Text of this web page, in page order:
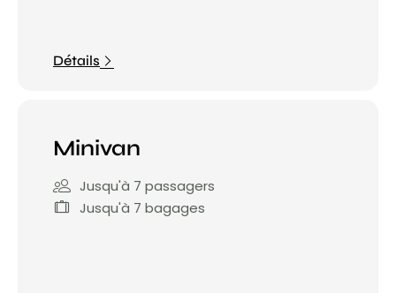
Détails
Minivan
Jusqu'à 7 passagers
Jusqu'à 7 bagages